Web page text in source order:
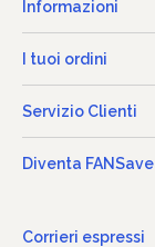
Informazioni
I tuoi ordini
Servizio Clienti
Diventa FANSave
Corrieri espressi